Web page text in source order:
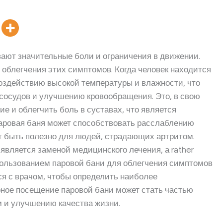
значительные боли и ограничения в движении.
этих симптомов. Когда человек находится
высокой температуры и влажности, что
и улучшению кровообращения. Это, в свою
и облегчить боль в суставах, что является
баня может способствовать расслаблению
полезно для людей, страдающих артритом.
заменой медицинского лечения, а rather
паровой бани для облегчения симптомов
с врачом, чтобы определить наиболее
посещение паровой бани может стать частью
и улучшению качества жизни.